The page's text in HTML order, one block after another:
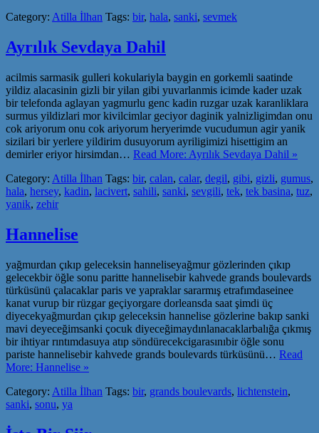
Category: Atilla İlhan Tags: bir, hala, sanki, sevmek
Ayrılık Sevdaya Dahil
acilmis sarmasik gulleri kokulariyla baygin en gorkemli saatinde
yildiz alacasinin gizli bir yilan gibi yuvarlanmis icimde kader uzak
bir telefonda aglayan yagmurlu genc kadin ruzgar uzak karanliklara
surmus yildizlari mor kivilcimlar geciyor daginik yalnizligimdan onu
cok ariyorum onu cok ariyorum heryerimde vucudumun agir yanik
sizilari bir yerlere yildirim dusuyorum ayriligimizi hisettigim an
demirler eriyor hirsimdan… Read More: Ayrılık Sevdaya Dahil »
Category: Atilla İlhan Tags: bir, calan, calar, degil, gibi, gizli, gumus,
hala, hersey, kadin, lacivert, sahili, sanki, sevgili, tek, tek basina, tuz,
yanik, zehir
Hannelise
yağmurdan çıkıp geleceksin hanneliseyağmur gözlerinden çıkıp
gelecekbir öğle sonu paritte hannelisebir kahvede grands boulevards
türküsünü çalacaklar paris ve yapraklar sararmış etrafımdaseinee
kanat vurup bir rüzgar geçiyorgare dorleansda saat şimdi üç
diyecekyağmurdan çıkıp geleceksin hannelise gözlerine bakıp sanki
mavi deyeceğimsanki çocuk diyeceğimaydınlanacaklarbalığa çıkmış
bir ihtiyar rıntımdasuya atıp söndürecekcigarasınıbir öğle sonu
pariste hannelisebir kahvede grands boulevards türküsünü… Read
More: Hannelise »
Category: Atilla İlhan Tags: bir, grands boulevards, lichtenstein,
sanki, sonu, ya